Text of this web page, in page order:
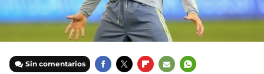
Sin comentarios